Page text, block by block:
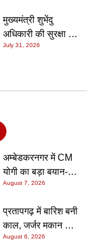
सरकार गिरफ्तार,
हनीट्रैप एंगल की जांच
तेज
मुख्यमंत्री शुभेंदु
अधिकारी की सुरक्षा पर
खतरे की आशंका?
आतंकी का खुलासा
July 31, 2026
अम्बेडकरनगर में CM
योगी का बड़ा बयान-
बेटी और व्यापारी की
करने वालों को जेल या
जहन्नुम में जगह होगी
August 7, 2026
प्रतापगढ़ में बारिश बनी
काल, जर्जर मकान की
छत गिरने से एक ही
August 6, 2026